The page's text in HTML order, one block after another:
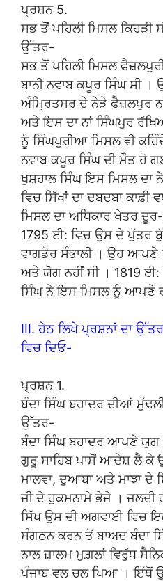
ਪ੍ਰਸ਼ਨ 5.
ਸਭ ਤੋਂ ਪਹਿਲੀ ਮਿਸਲ ਕਿਹੜੀ
ਉੱਤਰ-
ਸਭ ਤੋਂ ਪਹਿਲੀ ਮਿਸਲ
ਬਾਨੀ ਨਵਾਬ ਕਪੂਰ ਸਿੰਘ ਸੀ ।
ਅੰਮ੍ਰਿਤਸਰ ਦੇ ਨੇੜੇ ਫੈਜ਼ਲਪੁਰ
ਅਤੇ ਇਸ ਦਾ ਨਾਂ ਸਿੰਘਪੁਰ
ਨੂੰ ਸਿੰਘਪੁਰੀਆ ਮਿਸਲ ਵੀ
ਨਵਾਬ ਕਪੂਰ ਸਿੰਘ ਦੀ ਮੌਤ ਹੋ
ਖੁਸ਼ਹਾਲ ਸਿੰਘ ਇਸ ਮਿਸਲ ਦਾ
ਵਿਚ ਸਿੱਖਾਂ ਦਾ ਦਬਦਬਾ
ਮਿਸਲ ਦਾ ਅਧਿਕਾਰ ਖੇਤਰ
1795 ਈ: ਵਿਚ ਉਸ ਦੇ ਪੁੱਤਰ
ਵਾਗਡੋਰ ਸੰਭਾਲੀ । ਉਹ ਆਪਣੇ
ਅਤੇ ਯੋਗ ਨਹੀਂ ਸੀ । 1819 ਈ:
ਸਿੰਘ ਨੇ ਇਸ ਮਿਸਲ ਨੂੰ ਆਪਣੇ
III. ਹੇਠ ਲਿਖੇ ਪ੍ਰਸ਼ਨਾਂ ਦਾ
ਵਿਚ ਦਿਓ-
ਪ੍ਰਸ਼ਨ 1.
ਬੰਦਾ ਸਿੰਘ ਬਹਾਦਰ ਦੀਆਂ
ਉੱਤਰ-
ਬੰਦਾ ਸਿੰਘ ਬਹਾਦਰ ਆਪਣੇ ਯੁਗ
ਗੁਰੂ ਸਾਹਿਬ ਪਾਸੋਂ ਆਦੇਸ਼ ਲੈ ਕੇ
ਮਾਲਵਾ, ਦੁਆਬਾ ਅਤੇ ਮਾਝਾ ਦੇ
ਜੀ ਦੇ ਹੁਕਮਨਾਮੇ ਭੇਜੇ । ਜਲਦੀ
ਸਿੱਖ ਉਸ ਦੀ ਅਗਵਾਈ ਵਿਚ
ਸੰਗਠਨ ਕਰਨ ਤੋਂ ਬਾਅਦ ਬੰਦਾ
ਨਾਲ ਜ਼ਾਲਮ ਮੁਗ਼ਲਾਂ ਵਿਰੁੱਧ
ਪੰਜਾਬ ਵਲ ਚਲ ਪਿਆ । ਇੱਥੋਂ